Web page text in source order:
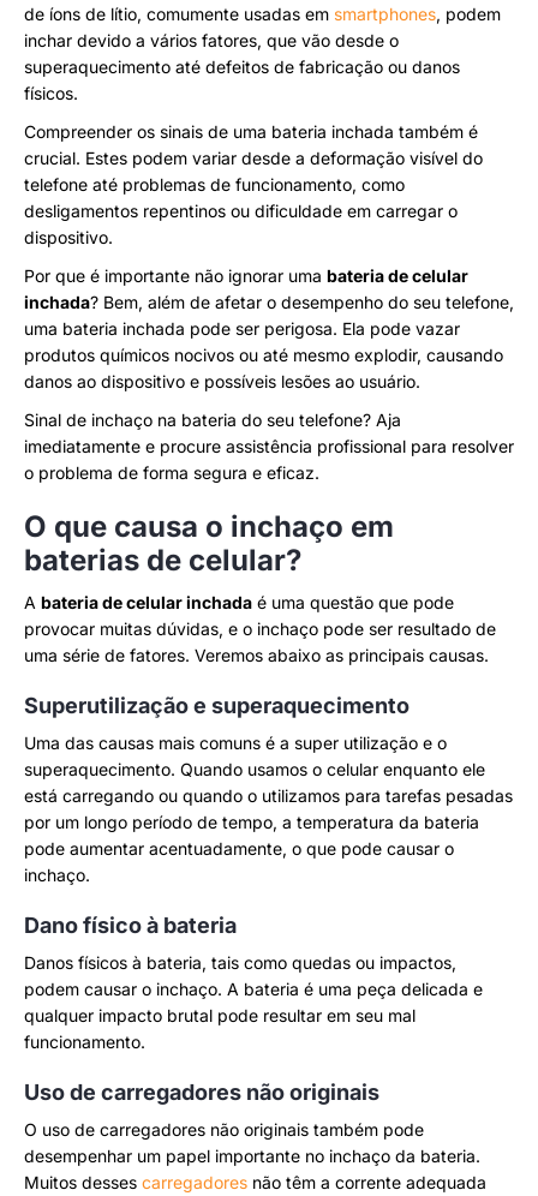
de íons de lítio, comumente usadas em smartphones, podem
inchar devido a vários fatores, que vão desde o
superaquecimento até defeitos de fabricação ou danos
físicos.
Compreender os sinais de uma bateria inchada também é
crucial. Estes podem variar desde a deformação visível do
telefone até problemas de funcionamento, como
desligamentos repentinos ou dificuldade em carregar o
dispositivo.
Por que é importante não ignorar uma bateria de celular
inchada? Bem, além de afetar o desempenho do seu telefone,
uma bateria inchada pode ser perigosa. Ela pode vazar
produtos químicos nocivos ou até mesmo explodir, causando
danos ao dispositivo e possíveis lesões ao usuário.
Sinal de inchaço na bateria do seu telefone? Aja
imediatamente e procure assistência profissional para resolver
o problema de forma segura e eficaz.
O que causa o inchaço em
baterias de celular?
A bateria de celular inchada é uma questão que pode
provocar muitas dúvidas, e o inchaço pode ser resultado de
uma série de fatores. Veremos abaixo as principais causas.
Superutilização e superaquecimento
Uma das causas mais comuns é a super utilização e o
superaquecimento. Quando usamos o celular enquanto ele
está carregando ou quando o utilizamos para tarefas pesadas
por um longo período de tempo, a temperatura da bateria
pode aumentar acentuadamente, o que pode causar o
inchaço.
Dano físico à bateria
Danos físicos à bateria, tais como quedas ou impactos,
podem causar o inchaço. A bateria é uma peça delicada e
qualquer impacto brutal pode resultar em seu mal
funcionamento.
Uso de carregadores não originais
O uso de carregadores não originais também pode
desempenhar um papel importante no inchaço da bateria.
Muitos desses carregadores não têm a corrente adequada